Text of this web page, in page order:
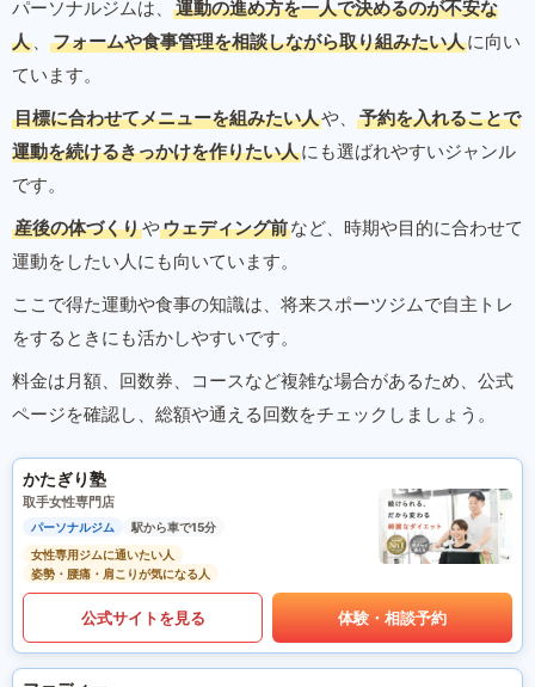
パーソナルジムは、
運動の進め方を一人で決めるのが不安な
人 、 フォームや食事管理を相談しながら取り組みたい人に向い
ています。
目標に合わせてメニューを組みたい人や、
予約を入れることで
運動を続けるきっかけを作りたい人にも選ばれやすいジャンル
です。
産後の体づくりやウェディング前など、時期や目的に合わせて
運動をしたい人にも向いています。
ここで得た運動や食事の知識は、将来スポーツジムで自主トレ
をするときにも活かしやすいです。
料金は月額、回数券、コースなど複雑な場合があるため、公式
ページを確認し、総額や通える回数をチェックしましょう。
かたぎり塾
取手女性専門店
パーソナルジム
駅から車で15分
女性専用ジムに通いたい人
姿勢・腰痛・肩こりが気になる人
公式サイトを見る 体験・相談予約